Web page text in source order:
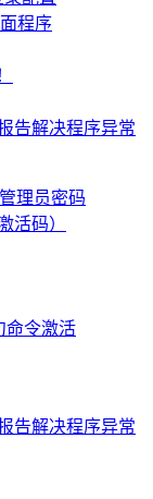
程序
告解决程序异常
理员密码
活码）
命令激活
告解决程序异常